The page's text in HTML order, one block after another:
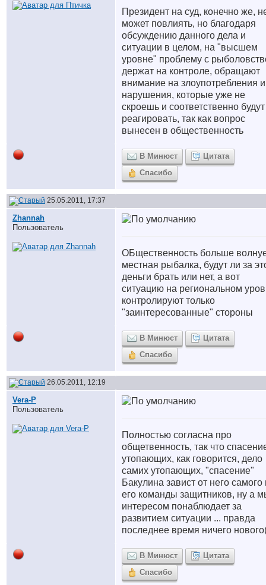
Президент на суд, конечно же,
может повлиять, но благодаря
обсуждению данного дела и
ситуации в целом, на "высшем
уровне" проблему с
держат на контроле, обращают
внимание на злоупотребления и
нарушения, которые уже не
скроешь и соответственно будут
реагировать, так как вопрос
вынесен в общественность
В Минюст
Цитата
Спасибо
25.05.2011, 17:37
Zhannah
Пользователь
ОБщественность больше
местная рыбалка, будут ли за
деньги брать или нет, а вот
ситуацию на региональном
контролируют только
"заинтересованные" стороны
В Минюст
Цитата
Спасибо
26.05.2011, 12:19
Vera-P
Пользователь
Полностью согласна про
общетвенность, так что
утопающих, как говорится, дело
самих утопающих, "спасение"
Бакулина завист от него самого
его команды защитников, ну а
интересом понаблюдает за
развитием ситуации ... правда
последнее время ничего нового
В Минюст
Цитата
Спасибо